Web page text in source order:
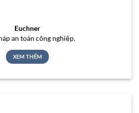
Euchner
an toàn công nghiệp.
XEM THÊM